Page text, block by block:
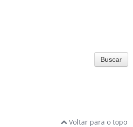
Buscar
Voltar para o topo